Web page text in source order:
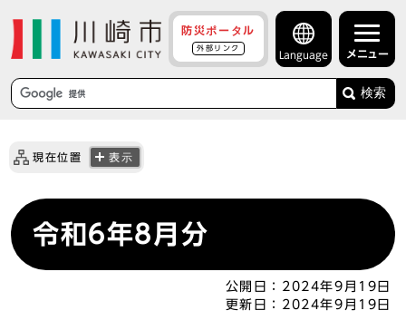
防災ポータル
外部リンク
Language メニュー
検索
現在位置 表示
令和6年8月分
公開日： 2024年9月19日
更新日： 2024年9月19日